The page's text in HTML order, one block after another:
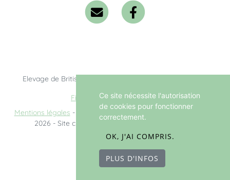
Elevage de British Longhair/Shorthair situé en Côte-d'Or
Fiche race British Shorthair
Mentions légales - Copyright© Chatterie Le Domaine de Phyr
2026 - Site créé avec
Ce site nécessite l'autorisation
de cookies pour fonctionner
correctement.
OK, J'AI COMPRIS.
PLUS D'INFOS